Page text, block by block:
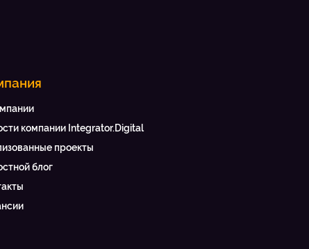
компании Integrator.Digital
проекты
блог